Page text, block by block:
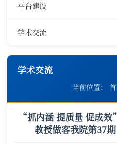
平台建设
学术交流
学术交流
当前位置：
“抓内涵 提质量 促成
教授做客我院第37